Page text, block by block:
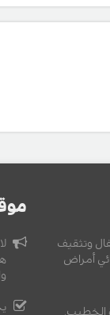
وتثقيف
أمراض
الخطيب.